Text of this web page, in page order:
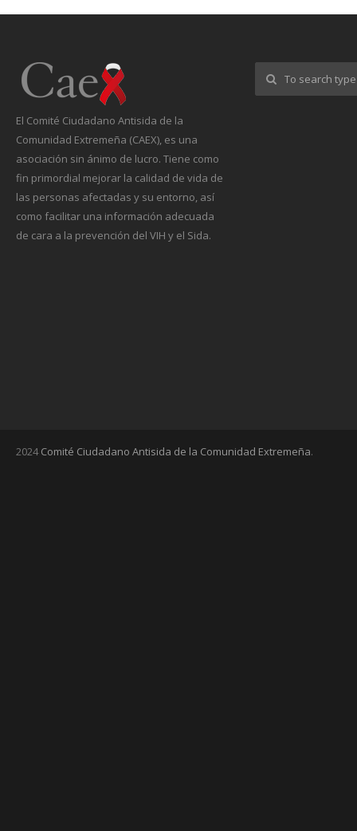
El Comité Ciudadano Antisida de la
Comunidad Extremeña (CAEX), es una
asociación sin ánimo de lucro. Tiene como
fin primordial mejorar la calidad de vida de
las personas afectadas y su entorno, así
como facilitar una información adecuada
de cara a la prevención del VIH y el Sida.
2024Comité Ciudadano Antisida de la Comunidad Extremeña.